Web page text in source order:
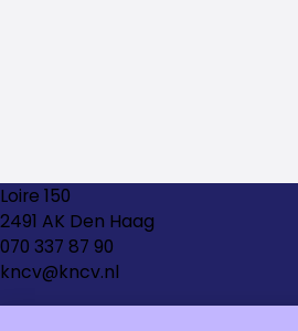
Loire 150
2491 AK Den Haag
070 337 87 90
kncv@kncv.nl